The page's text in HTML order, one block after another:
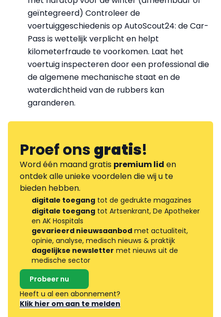
geïntegreerd) Controleer de
voertuiggeschiedenis op AutoScout24: de Car-
Pass is wettelijk verplicht en helpt
kilometerfraude te voorkomen. Laat het
voertuig inspecteren door een professional die
de algemene mechanische staat en de
waterdichtheid van de rubbers kan
garanderen.
Proef onsgratis!
Word één maand gratis premium lid en
ontdek alle unieke voordelen die wij u te
bieden hebben.
digitale toegang tot de gedrukte magazines
digitale toegang tot Artsenkrant, De Apotheker
en AK Hospitals
gevarieerd nieuwsaanbod met actualiteit,
opinie, analyse, medisch nieuws & praktijk
dagelijkse newsletter met nieuws uit de
medische sector
Probeer nu
Heeft u al een abonnement?
Klik hier om aan te melden